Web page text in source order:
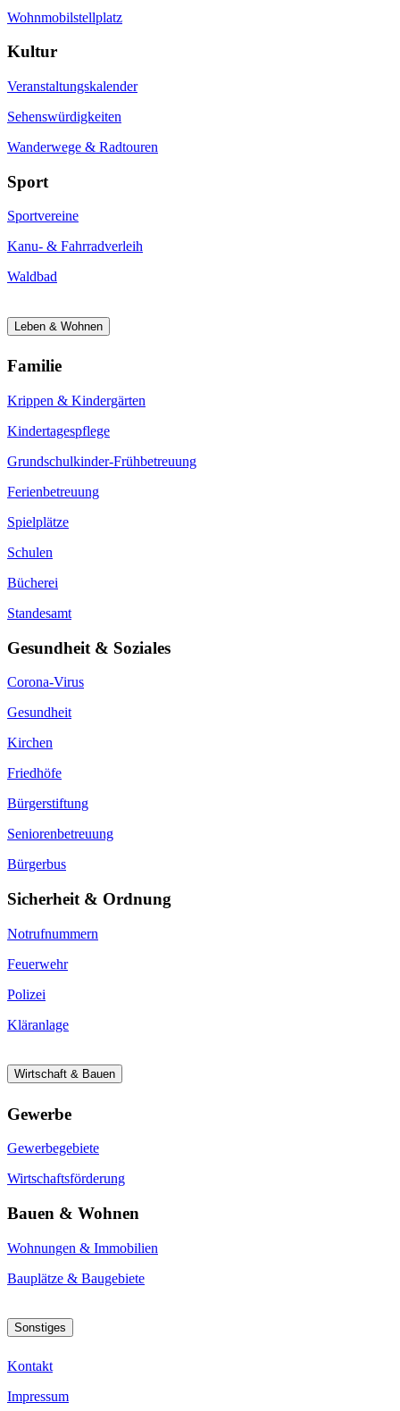
Wohnmobilstellplatz
Kultur
Veranstaltungskalender
Sehenswürdigkeiten
Wanderwege & Radtouren
Sport
Sportvereine
Kanu- & Fahrradverleih
Waldbad
Leben & Wohnen
Familie
Krippen & Kindergärten
Kindertagespflege
Grundschulkinder-Frühbetreuung
Ferienbetreuung
Spielplätze
Schulen
Bücherei
Standesamt
Gesundheit & Soziales
Corona-Virus
Gesundheit
Kirchen
Friedhöfe
Bürgerstiftung
Seniorenbetreuung
Bürgerbus
Sicherheit & Ordnung
Notrufnummern
Feuerwehr
Polizei
Kläranlage
Wirtschaft & Bauen
Gewerbe
Gewerbegebiete
Wirtschaftsförderung
Bauen & Wohnen
Wohnungen & Immobilien
Bauplätze & Baugebiete
Sonstiges
Kontakt
Impressum